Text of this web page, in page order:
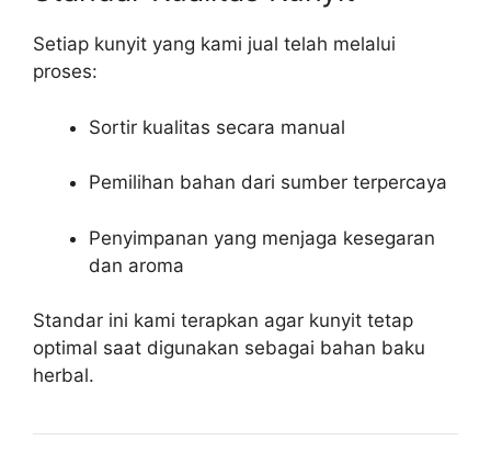
Setiap kunyit yang kami jual telah melalui
proses:
Sortir kualitas secara manual
Pemilihan bahan dari sumber terpercaya
Penyimpanan yang menjaga kesegaran
dan aroma
Standar ini kami terapkan agar kunyit tetap
optimal saat digunakan sebagai bahan baku
herbal.